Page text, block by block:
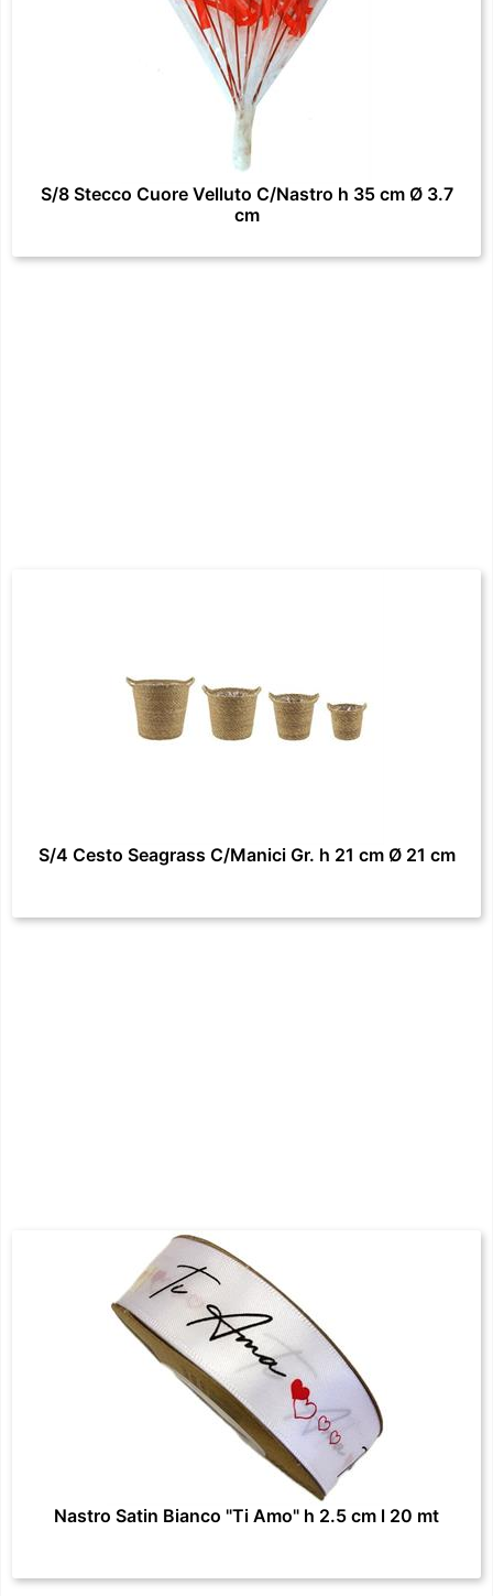
S/8 Stecco Cuore Velluto C/Nastro h 35 cm Ø 3.7
cm
S/4 Cesto Seagrass C/Manici Gr. h 21 cm Ø 21 cm
Nastro Satin Bianco "Ti Amo" h 2.5 cm l 20 mt